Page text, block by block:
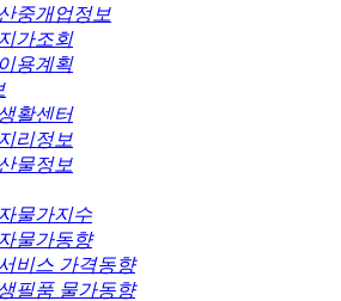
중개업정보
가조회
용계획
활센터
리정보
물정보
물가지수
물가동향
비스 가격동향
필품 물가동향